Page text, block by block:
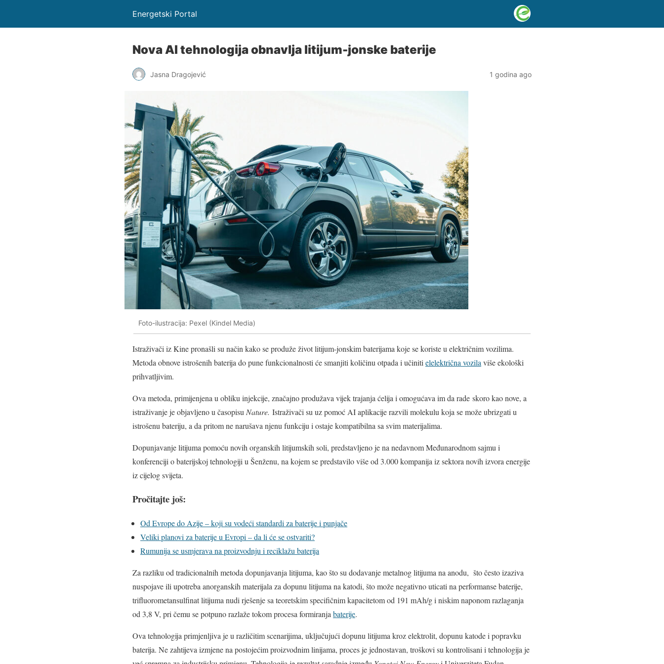
Energetski Portal
Nova AI tehnologija obnavlja litijum-jonske baterije
Jasna Dragojević 1 godina ago
Foto-ilustracija: Pexel (Kindel Media)
Istraživači iz Kine pronašli su način kako se produže život litijum-jonskim baterijama koje se koriste u električnim vozilima.
Metoda obnove istrošenih baterija do pune funkcionalnosti će smanjiti količinu otpada i učiniti elelektrična vozila više ekološki
prihvatljivim.
Ova metoda, primijenjena u obliku injekcije, značajno produžava vijek trajanja ćelija i omogućava im da rade skoro kao nove, a
istraživanje je objavljeno u časopisu Nature. Istraživači su uz pomoć AI aplikacije razvili molekulu koja se može ubrizgati u
istrošenu bateriju, a da pritom ne narušava njenu funkciju i ostaje kompatibilna sa svim materijalima.
Dopunjavanje litijuma pomoću novih organskih litijumskih soli, predstavljeno je na nedavnom Međunarodnom sajmu i
konferenciji o baterijskoj tehnologiji u Šenženu, na kojem se predstavilo više od 3.000 kompanija iz sektora novih izvora energije
iz cijelog svijeta.
Pročitajte još:
Od Evrope do Azije – koji su vodeći standardi za baterije i punjače
Veliki planovi za baterije u Evropi – da li će se ostvariti?
Rumunija se usmjerava na proizvodnju i reciklažu baterija
Za razliku od tradicionalnih metoda dopunjavanja litijuma, kao što su dodavanje metalnog litijuma na anodu, što često izaziva
nuspojave ili upotreba anorganskih materijala za dopunu litijuma na katodi, što može negativno uticati na performanse baterije,
trifluorometansulfinat litijuma nudi rješenje sa teoretskim specifičnim kapacitetom od 191 mAh/g i niskim naponom razlaganja
od 3,8 V, pri čemu se potpuno razlaže tokom procesa formiranja baterije.
Ova tehnologija primjenljiva je u različitim scenarijima, uključujući dopunu litijuma kroz elektrolit, dopunu katode i popravku
baterija. Ne zahtijeva izmjene na postojećim proizvodnim linijama, proces je jednostavan, troškovi su kontrolisani i tehnologija je